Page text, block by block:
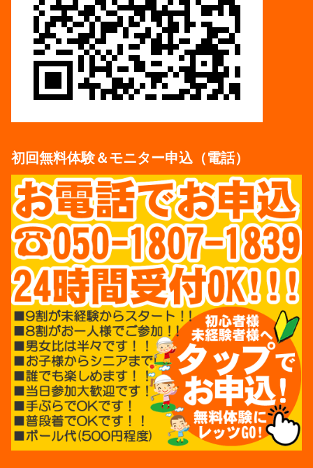
初回無料体験＆モニター申込（電話）